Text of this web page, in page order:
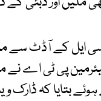
سی ایل کے آڈٹ سے
پی ٹی اے نے
بتایا کہ ڈارک